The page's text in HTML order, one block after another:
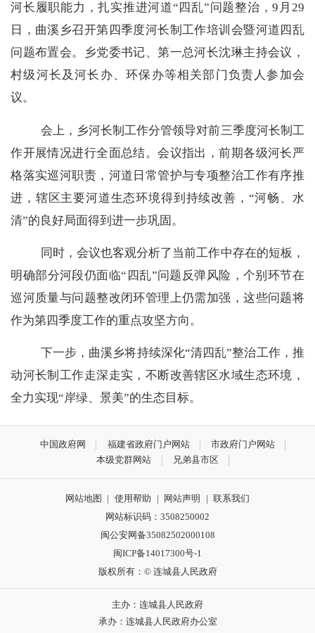
河长履职能力，扎实推进河道“四乱”问题整治，9月29
日，曲溪乡召开第四季度河长制工作培训会暨河道四乱
问题布置会。乡党委书记、第一总河长沈琳主持会议，
村级河长及河长办、环保办等相关部门负责人参加会
议。
会上，乡河长制工作分管领导对前三季度河长制工
作开展情况进行全面总结。会议指出，前期各级河长严
格落实巡河职责，河道日常管护与专项整治工作有序推
进，辖区主要河道生态环境得到持续改善， “河畅、水
清”的良好局面得到进一步巩固。
同时，会议也客观分析了当前工作中存在的短板，
明确部分河段仍面临“四乱”问题反弹风险，个别环节在
巡河质量与问题整改闭环管理上仍需加强，这些问题将
作为第四季度工作的重点攻坚方向。
下一步，曲溪乡将持续深化“清四乱”整治工作，推
动河长制工作走深走实，不断改善辖区水域生态环境，
全力实现“岸绿、景美”的生态目标。
中国政府网 福建省政府门户网站
市政府门户网站
本级党群网站
兄弟县市区
网站地图 | 使用帮助 | 网站声明 | 联系我们
网站标识码：3508250002
闽公安网备35082502000108
闽ICP备14017300号-1
版权所有：© 连城县人民政府
主办：连城县人民政府
承办：连城县人民政府办公室